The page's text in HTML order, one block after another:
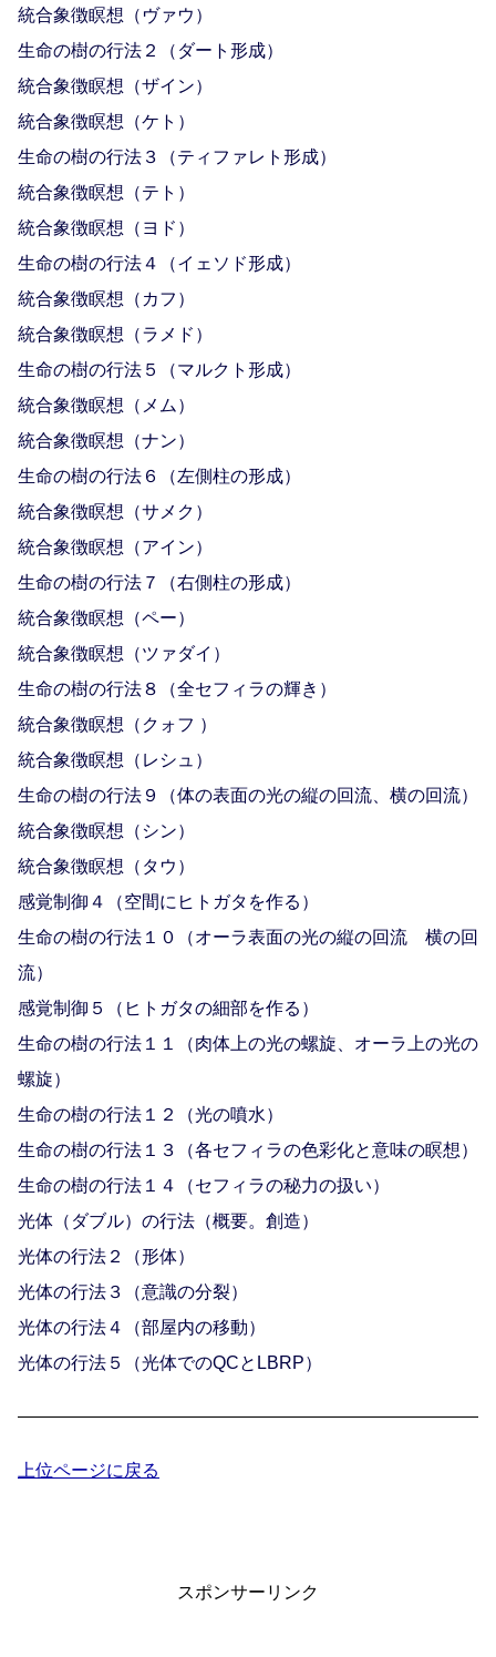
統合象徴瞑想（ヴァウ）
生命の樹の行法２（ダート形成）
統合象徴瞑想（ザイン）
統合象徴瞑想（ケト）
生命の樹の行法３（ティファレト形成）
統合象徴瞑想（テト）
統合象徴瞑想（ヨド）
生命の樹の行法４（イェソド形成）
統合象徴瞑想（カフ）
統合象徴瞑想（ラメド）
生命の樹の行法５（マルクト形成）
統合象徴瞑想（メム）
統合象徴瞑想（ナン）
生命の樹の行法６（左側柱の形成）
統合象徴瞑想（サメク）
統合象徴瞑想（アイン）
生命の樹の行法７（右側柱の形成）
統合象徴瞑想（ペー）
統合象徴瞑想（ツァダイ）
生命の樹の行法８（全セフィラの輝き）
統合象徴瞑想（クォフ ）
統合象徴瞑想（レシュ）
生命の樹の行法９（体の表面の光の縦の回流、横の回流）
統合象徴瞑想（シン）
統合象徴瞑想（タウ）
感覚制御４（空間にヒトガタを作る）
生命の樹の行法１０（オーラ表面の光の縦の回流 横の回
流）
感覚制御５（ヒトガタの細部を作る）
生命の樹の行法１１（肉体上の光の螺旋、オーラ上の光の
螺旋）
生命の樹の行法１２（光の噴水）
生命の樹の行法１３（各セフィラの色彩化と意味の瞑想）
生命の樹の行法１４（セフィラの秘力の扱い）
光体（ダブル）の行法（概要。創造）
光体の行法２（形体）
光体の行法３（意識の分裂）
光体の行法４（部屋内の移動）
光体の行法５（光体でのQCとLBRP）
上位ページに戻る
スポンサーリンク